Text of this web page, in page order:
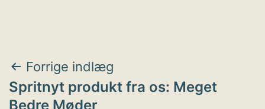
Indlægsnavigation
Forrige indlæg
Spritnyt produkt fra os: Meget
Bedre Møder